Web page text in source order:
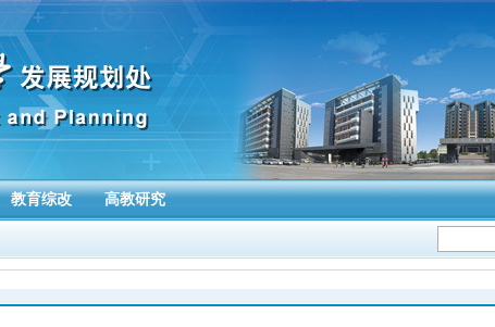
教育综改 高教研究